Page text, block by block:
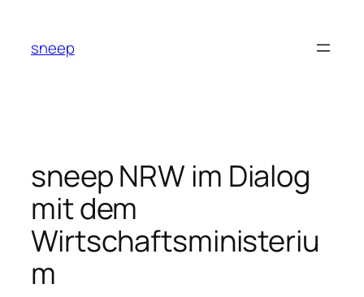
springen
sneep
sneep NRW im Dialog
mit dem
Wirtschaftsministeriu
m